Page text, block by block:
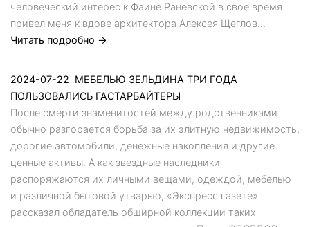
человеческий интерес к Фаине Раневской в свое время
привел меня к вдове архитектора Алексея Щеглов...
Читать подробно →
2024-07-22 МЕБЕЛЬЮ ЗЕЛЬДИНА ТРИ ГОДА
ПОЛЬЗОВАЛИСЬ ГАСТАРБАЙТЕРЫ
После смерти знаменитостей между родственниками
обычно разгорается борьба за их элитную недвижимость,
дорогие автомобили, денежные накопления и другие
ценные активы. А как звездные наследники
распоряжаются их личными вещами, одеждой, мебелью
и различной бытовой утварью, «Экспресс газете»
рассказал обладатель обширной коллекции таких